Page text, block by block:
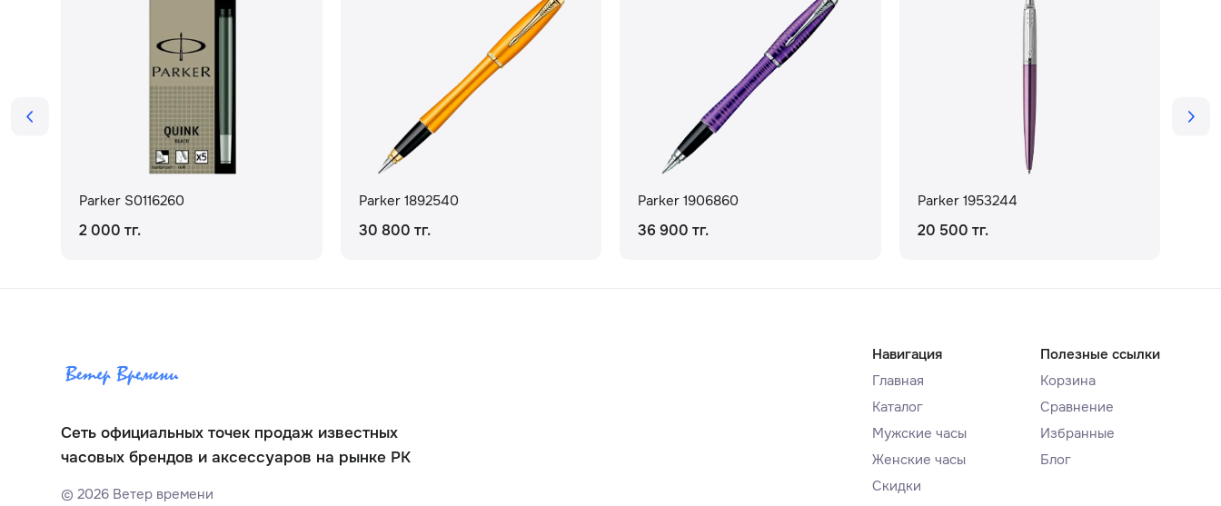
Parker S0116260
2 000 тг.
Parker 1892540
30 800 тг.
Parker 1906860
36 900 тг.
Parker 1953244
20 500 тг.
Сеть официальных точек продаж известных
часовых брендов и аксессуаров на рынке РК
©2026 Ветер времени
Навигация
Главная
Каталог
Мужские часы
Женские часы
Скидки
Полезные ссылки
Корзина
Сравнение
Избранные
Блог